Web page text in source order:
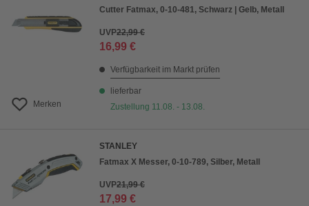
Merken
Cutter Fatmax, 0-10-481, Schwarz | Gelb, Metall
UVP22,99 €
16,99 €
Verfügbarkeit im Markt prüfen
lieferbar
Zustellung 11.08. - 13.08.
STANLEY
Fatmax X Messer, 0-10-789, Silber, Metall
UVP21,99 €
17,99 €